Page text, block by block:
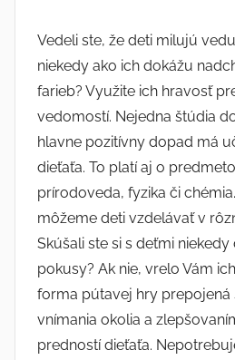
Vedeli ste, že deti milujú
niekedy ako ich dokážu
farieb? Využite ich hravosť
vedomostí. Nejedna štúdia
hlavne pozitívny dopad má
dieťaťa. To platí aj o
prírodoveda, fyzika či
môžeme deti vzdelávať v
Skúšali ste si s deťmi
pokusy? Ak nie, vrelo Vám
forma pútavej hry prepojená
vnímania okolia a
predností dieťaťa.